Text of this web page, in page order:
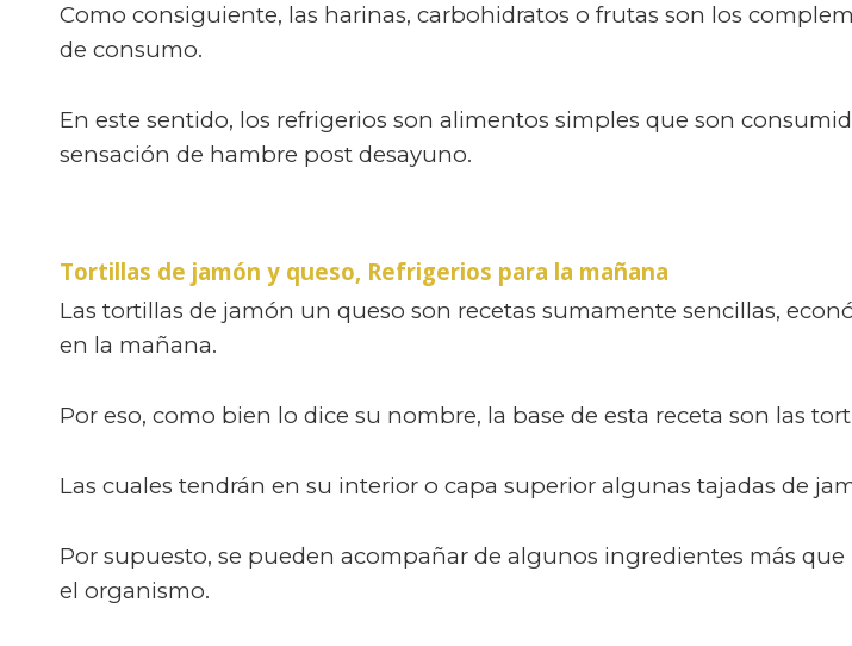
Como consiguiente, las harinas, carbohidratos o frutas son los
de consumo.
En este sentido, los refrigerios son alimentos simples que son
sensación de hambre post desayuno.
Tortillas de jamón y queso, Refrigerios para la mañana
Las tortillas de jamón un queso son recetas sumamente sencillas,
en la mañana.
Por eso, como bien lo dice su nombre, la base de esta receta son las
Las cuales tendrán en su interior o capa superior algunas tajadas de
Por supuesto, se pueden acompañar de algunos ingredientes más
el organismo.